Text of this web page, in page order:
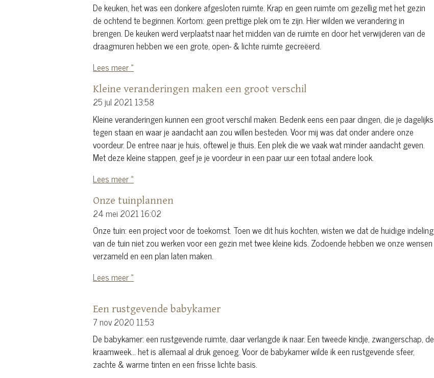
De keuken, het was een donkere afgesloten ruimte. Krap en geen ruimte om gezellig met het gezin
de ochtend te beginnen. Kortom: geen prettige plek om te zijn. Hier wilden we verandering in
brengen. De keuken werd verplaatst naar het midden van de ruimte en door het verwijderen van de
draagmuren hebben we een grote, open- & lichte ruimte gecreëerd.
Lees meer »
Kleine veranderingen maken een groot verschil
25 jul 202113:58
Kleine veranderingen kunnen een groot verschil maken. Bedenk eens een paar dingen, die je dagelijks
tegen staan en waar je aandacht aan zou willen besteden. Voor mij was dat onder andere onze
voordeur. De entree naar je huis, oftewel je thuis. Een plek die we vaak wat minder aandacht geven.
Met deze kleine stappen, geef je je voordeur in een paar uur een totaal andere look.
Lees meer »
Onze tuinplannen
24 mei 202116:02
Onze tuin: een project voor de toekomst. Toen we dit huis kochten, wisten we dat de huidige indeling
van de tuin niet zou werken voor een gezin met twee kleine kids. Zodoende hebben we onze wensen
verzameld en een plan laten maken.
Lees meer »
Een rustgevende babykamer
7 nov 202011:53
De babykamer: een rustgevende ruimte, daar verlangde ik naar. Een tweede kindje, zwangerschap, de
kraamweek... het is allemaal al druk genoeg. Voor de babykamer wilde ik een rustgevende sfeer,
zachte & warme tinten en een frisse lichte basis.